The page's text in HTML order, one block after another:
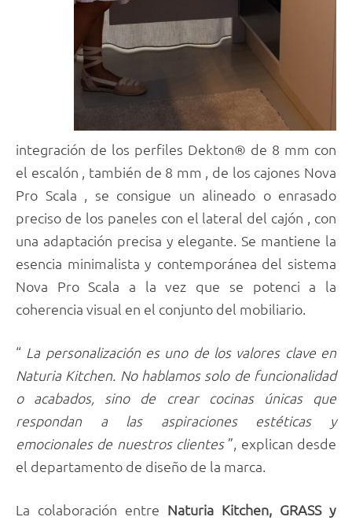
integración de los perfiles Dekton® de 8 mm con
el escalón , también de 8 mm , de los cajones Nova
Pro Scala , se consigue un alineado o enrasado
preciso de los paneles con el lateral del cajón , con
una adaptación precisa y elegante. Se mantiene la
esencia minimalista y contemporánea del sistema
Nova Pro Scala a la vez que se potenci a la
coherencia visual en el conjunto del mobiliario.
“ La personalización es uno de los valores clave en
Naturia Kitchen. No hablamos solo de funcionalidad
o acabados, sino de crear cocinas únicas que
respondan a las aspiraciones estéticas y
emocionales de nuestros clientes ”, explican desde
el departamento de diseño de la marca.
La colaboración entre Naturia Kitchen, GRASS y